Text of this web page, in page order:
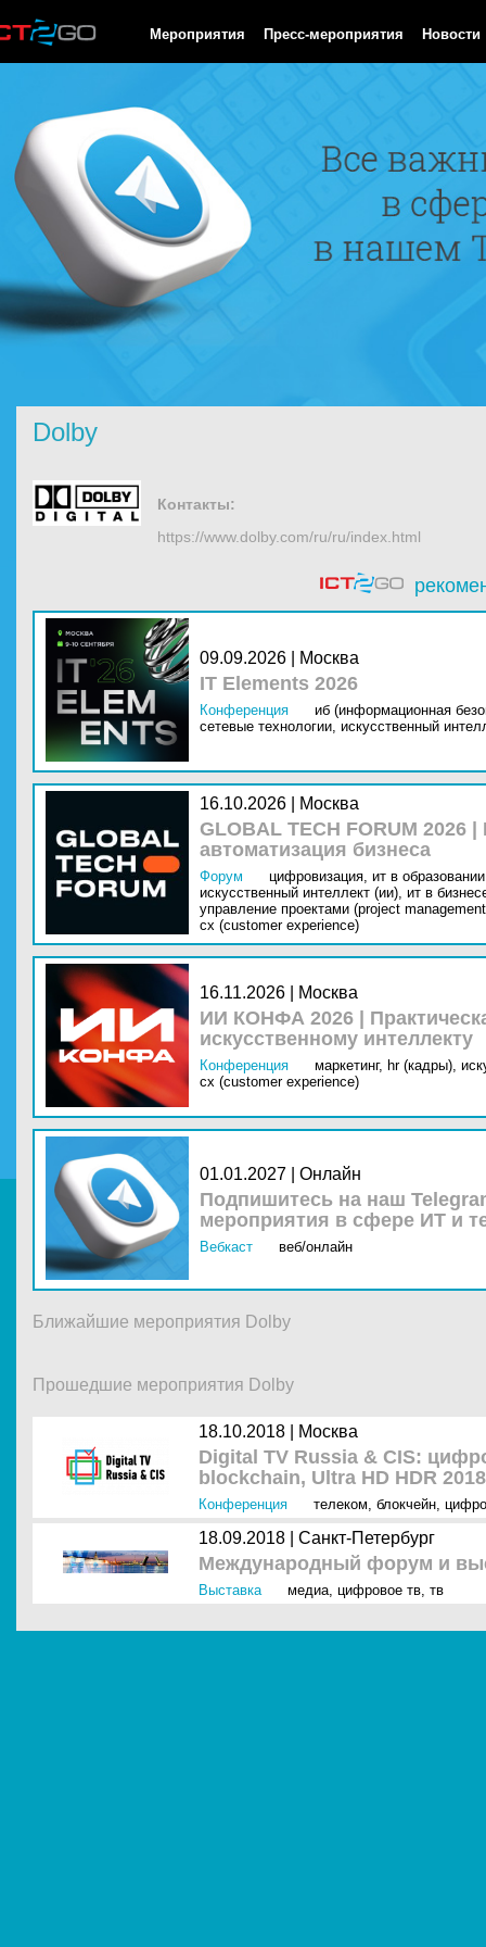
Мероприятия Пресс-мероприятия Новости
Dolby
Контакты:
https://www.dolby.com/ru/ru/index.html
09.09.2026 | Москва
IT Elements 2026
Конференция
иб (информационная
сетевые технологии, искусственный
16.10.2026 | Москва
GLOBAL TECH FORUM
автоматизация бизнеса
Форум цифровизация, ит в
искусственный интеллект (ии), ит в
управление проектами (project
cx (customer experience)
16.11.2026 | Москва
ИИ КОНФА 2026 |
искусственному интеллекту
Конференция маркетинг, hr (кадры),
cx (customer experience)
01.01.2027 | Онлайн
Подпишитесь на наш
мероприятия в сфере ИТ и
Вебкаст веб/онлайн
Ближайшие мероприятия Dolby
Прошедшие мероприятия Dolby
18.10.2018 | Москва
Digital TV Russia & CIS:
blockchain, Ultra HD HDR 2018
Конференция телеком, блокчейн,
18.09.2018 | Санкт-Петербург
Международный форум и
Выставка медиа, цифровое тв, тв